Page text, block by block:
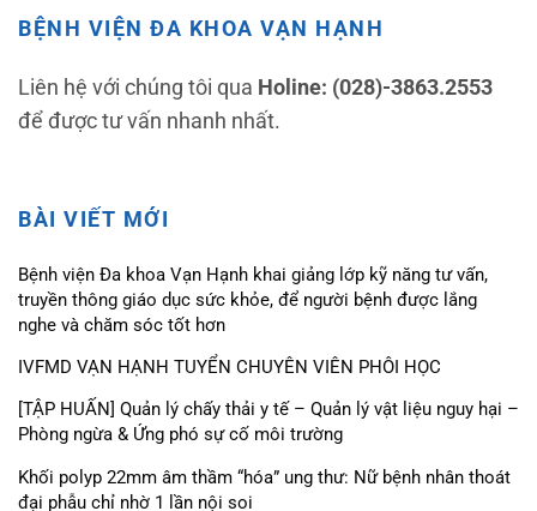
BỆNH VIỆN ĐA KHOA VẠN HẠNH
Liên hệ với chúng tôi qua Holine: (028)-3863.2553
để được tư vấn nhanh nhất.
BÀI VIẾT MỚI
Bệnh viện Đa khoa Vạn Hạnh khai giảng lớp kỹ năng tư vấn,
truyền thông giáo dục sức khỏe, để người bệnh được lắng
nghe và chăm sóc tốt hơn
IVFMD VẠN HẠNH TUYỂN CHUYÊN VIÊN PHÔI HỌC
[TẬP HUẤN] Quản lý chấy thải y tế – Quản lý vật liệu nguy hại –
Phòng ngừa & Ứng phó sự cố môi trường
Khối polyp 22mm âm thầm “hóa” ung thư: Nữ bệnh nhân thoát
đại phẫu chỉ nhờ 1 lần nội soi